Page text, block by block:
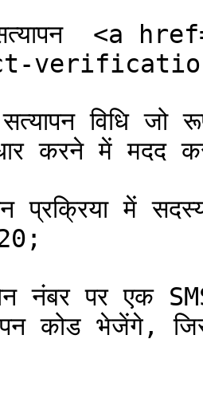
सत्यापन  <a
विधि
करने में मदद
प्रक्रिया में
नंबर पर एक
कोड भेजेंगे,